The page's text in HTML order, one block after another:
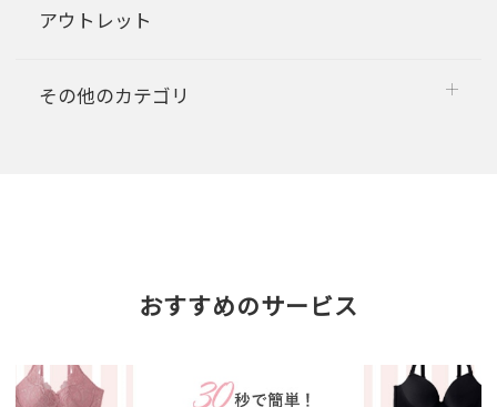
アウトレット
その他のカテゴリ
おすすめのサービス